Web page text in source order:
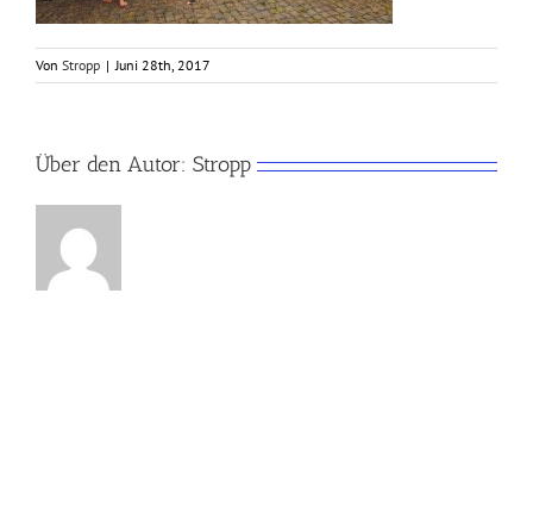
Von Stropp | Juni 28th, 2017
Über den Autor: Stropp